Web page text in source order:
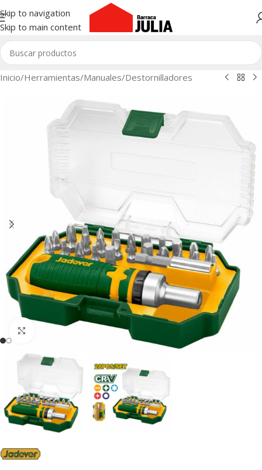
Skip to navigation
Skip to main content
Inicio/Herramientas/Manuales/Destornilladores
Clic para ampliar